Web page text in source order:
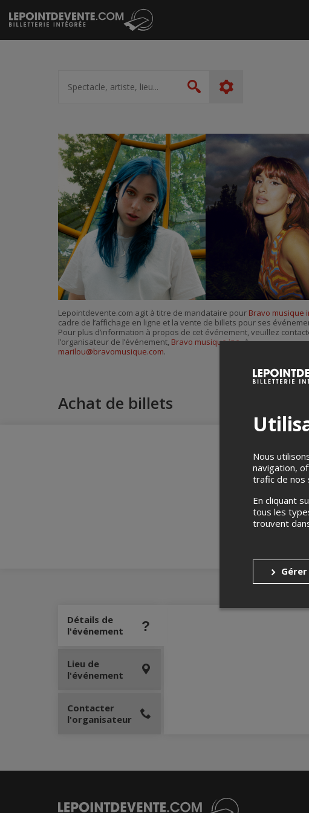
Passer
au
contenu
artiste,
lieu...
Rechercher
Lepointdevente.com agit à titre de mandataire pour Bravo musique
cadre de l’affichage en ligne et la vente de billets pour ses
Pour plus d’information à propos de cet événement, veuillez
l’organisateur de l’événement, Bravo musique inc., à
marilou@bravomusique.com.
Achat de billets
Merci
Détails de
l'événement
Lieu de
l'événement
Contacter
l'organisateur
Nous
navigation,
trafic de nos
En cliquant
tous les
trouvent